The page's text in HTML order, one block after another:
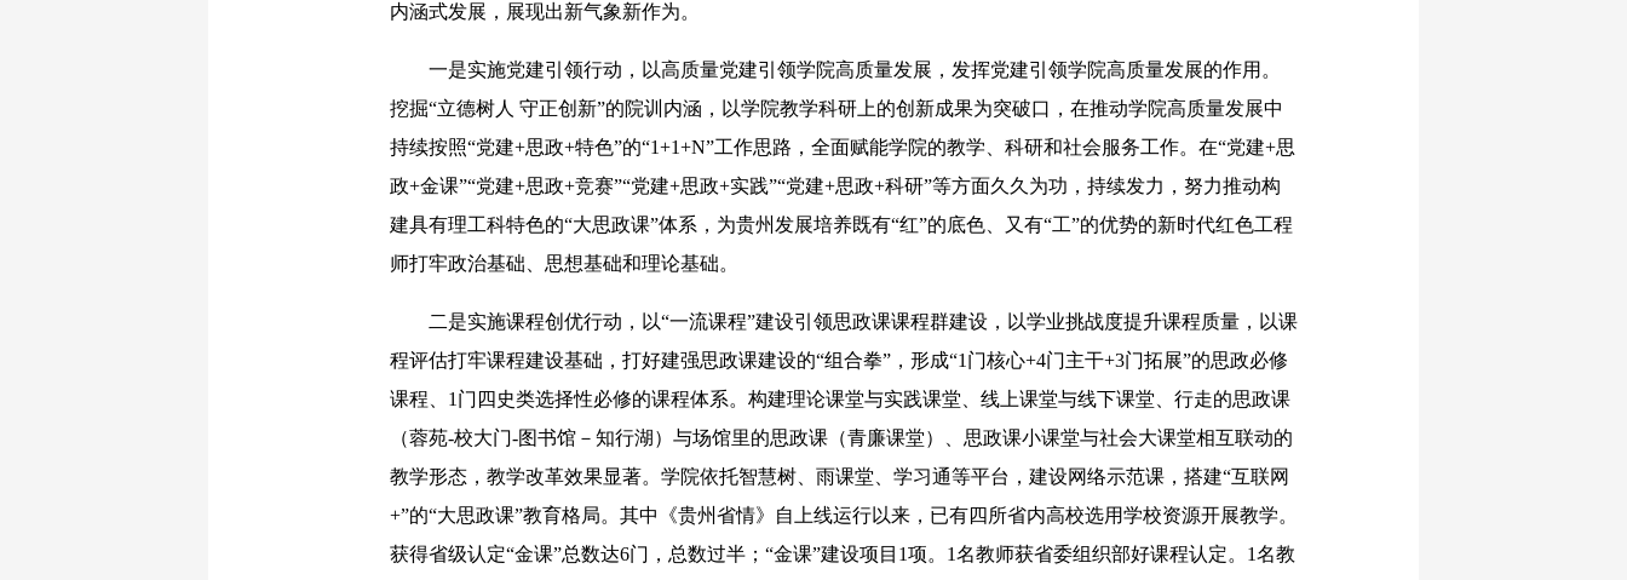
内涵式发展，展现出新气象新作为。
一是实施党建引领行动，以高质量党建引领学院高质量发展，发挥党建引领学院高质量发展的作用。
挖掘“立德树人 守正创新”的院训内涵，以学院教学科研上的创新成果为突破口，在推动学院高质量发展中
持续按照“党建+思政+特色”的“1+1+N”工作思路，全面赋能学院的教学、科研和社会服务工作。在“党建+思
政+金课”“党建+思政+竞赛”“党建+思政+实践”“党建+思政+科研”等方面久久为功，持续发力，努力推动构
建具有理工科特色的“大思政课”体系，为贵州发展培养既有“红”的底色、又有“工”的优势的新时代红色工程
师打牢政治基础、思想基础和理论基础。
二是实施课程创优行动，以“一流课程”建设引领思政课课程群建设，以学业挑战度提升课程质量，以课
程评估打牢课程建设基础，打好建强思政课建设的“组合拳”，形成“1门核心+4门主干+3门拓展”的思政必修
课程、1门四史类选择性必修的课程体系。构建理论课堂与实践课堂、线上课堂与线下课堂、行走的思政课
（蓉苑-校大门-图书馆－知行湖）与场馆里的思政课（青廉课堂）、思政课小课堂与社会大课堂相互联动的
教学形态，教学改革效果显著。学院依托智慧树、雨课堂、学习通等平台，建设网络示范课，搭建“互联网
+”的“大思政课”教育格局。其中《贵州省情》自上线运行以来，已有四所省内高校选用学校资源开展教学。
获得省级认定“金课”总数达6门，总数过半；“金课”建设项目1项。1名教师获省委组织部好课程认定。1名教